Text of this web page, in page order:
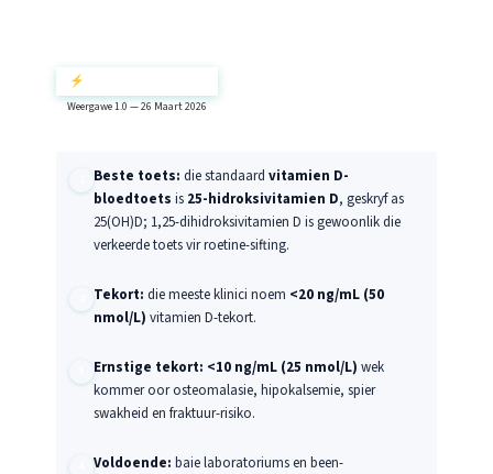
⚡ Vinnige Opsomming
Weergawe 1.0 — 26 Maart 2026
Beste toets: die standaard vitamien D-
bloedtoets is 25-hidroksivitamien D, geskryf as
25(OH)D; 1,25-dihidroksivitamien D is gewoonlik die
verkeerde toets vir roetine-sifting.
Tekort: die meeste klinici noem <20 ng/mL (50
nmol/L) vitamien D-tekort.
Ernstige tekort: <10 ng/mL (25 nmol/L) wek
kommer oor osteomalasie, hipokalsemie, spier
swakheid en fraktuur-risiko.
Voldoende: baie laboratoriums en been-